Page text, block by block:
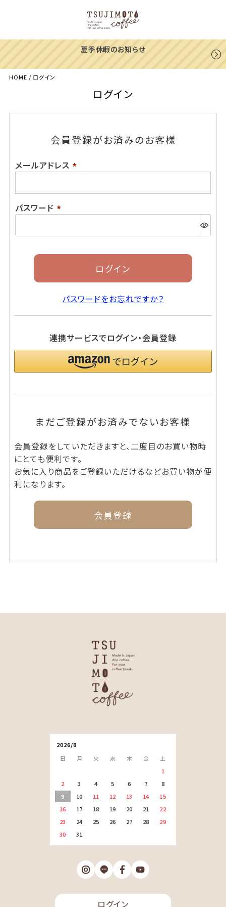
夏季休暇のお知らせ
HOME ログイン
ログイン
会員登録がお済みのお客様
メールアドレス
須)
パスワード
須)
ログイン
パスワードをお忘れですか？
連携サービスでログイン・会員登録
まだご登録がお済みでないお客様
会員登録をしていただきますと、二度目のお買い物時
にとても便利です。
お気に入り商品をご登録いただけるなどお買い物が便
利になります。
会員登録
2026/8
日
月 火 水 木 金
土
1
2
3 4 5 6 7
8
9
10 11 12 13 14
15
16
17 18 19 20 21
22
23
24 25 26 27 28
29
30
31
ログイン